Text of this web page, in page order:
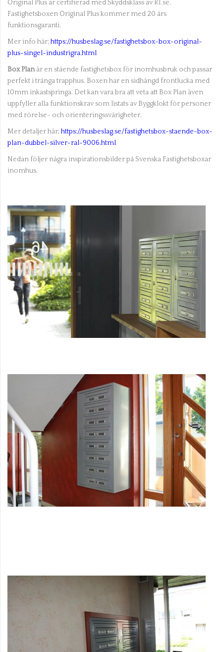
Original Plus är certifierad med Skyddsklass av RI.se.
Fastighetsboxen Original Plus kommer med 20 års
funktionsgaranti.
Mer info här; https://husbeslag.se/fastighetsbox-box-original-
plus-singel-industrigra.html
Box Planär en stående fastighetsbox för inomhusbruk och passar
perfekt i trånga trapphus. Boxen har en sidhängd frontlucka med
10mm inkastspringa. Det kan vara bra att veta att Box Plan även
uppfyller alla funktionskrav som listats av Byggklokt för personer
med rörelse- och orienteringssvårigheter.
Mer detaljer här; https://husbeslag.se/fastighetsbox-staende-box-
plan-dubbel-silver-ral-9006.html
Nedan följer några inspirationsbilder på Svenska Fastighetsboxar
inomhus.